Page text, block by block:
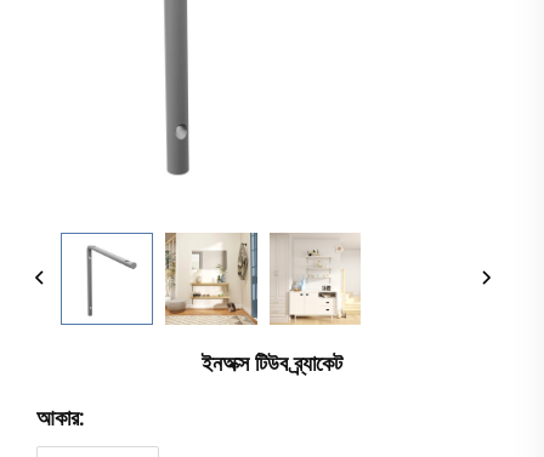
ইনঅক্স টিউব ব্র্যাকেট
আকার: